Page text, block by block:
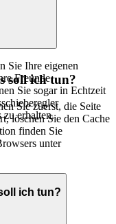
Sie Ihre eigenen
Freunde
Sie sogar in Echtzeit
zu erhalten.
soll ich tun?
Sie zuerst, die Seite
löschen Sie den Cache
finden Sie
unter
ich tun?